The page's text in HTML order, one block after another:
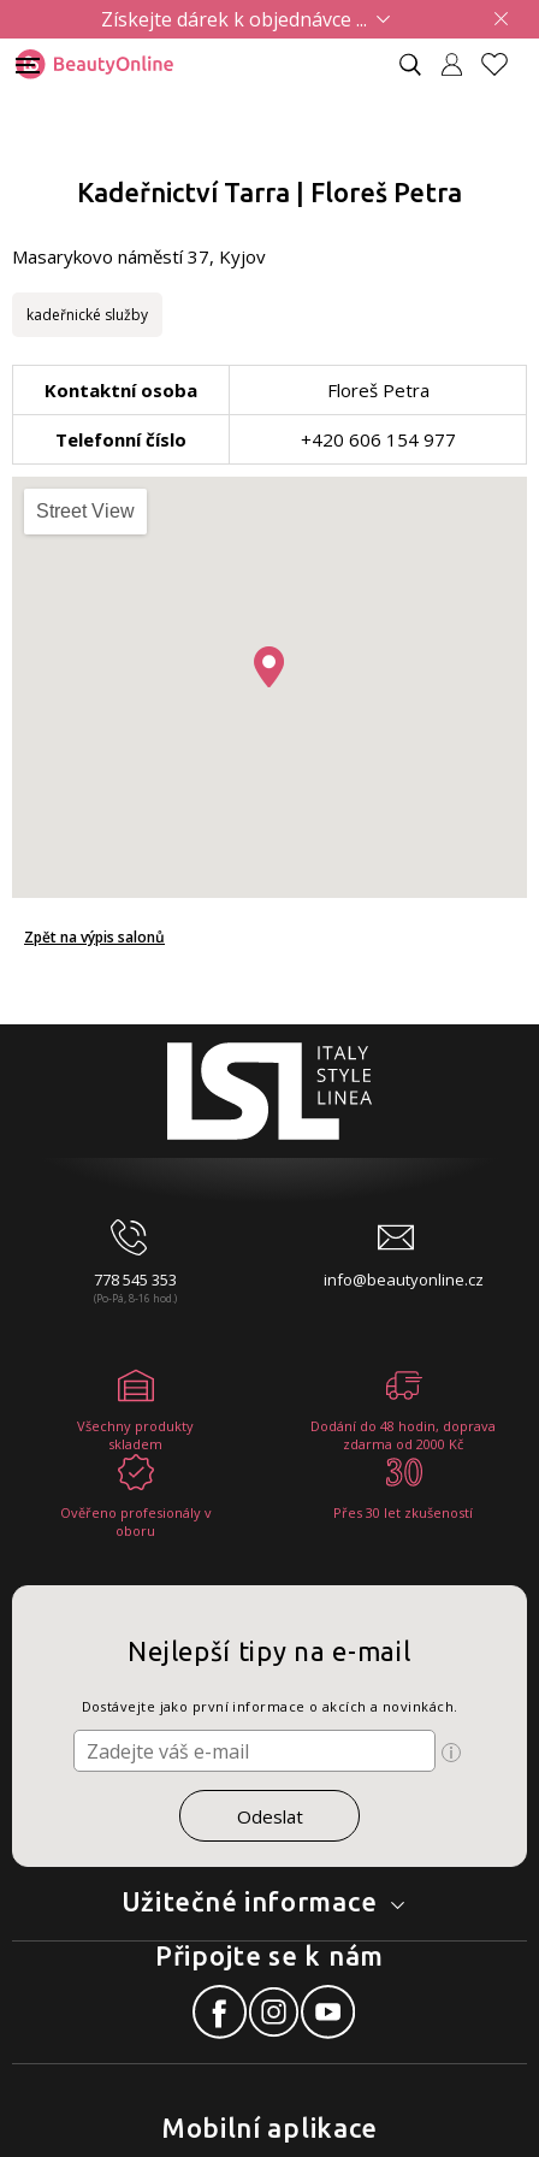
Získejte dárek k objednávce ...
Kadeřnictví Tarra | Floreš Petra
Masarykovo náměstí 37, Kyjov
kadeřnické služby
Kontaktní osoba Floreš Petra
Telefonní číslo +420 606 154 977
Street View
Zpět na výpis salonů
778 545 353
(Po-Pá, 8-16 hod.)
info@beautyonline.cz
Všechny produkty
skladem
Dodání do 48 hodin, doprava
zdarma od 2000 Kč
Ověřeno profesionály v
oboru
Přes 30 let zkušeností
Užitečné informace
Nejlepší tipy na e-mail
Dostávejte jako první informace o akcích a novinkách.
Mobilní aplikace
Připojte se k nám